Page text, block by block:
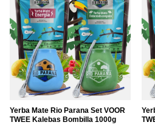
Yerba Mate Rio Parana Set VOOR
TWEE Kalebas Bombilla 1000g